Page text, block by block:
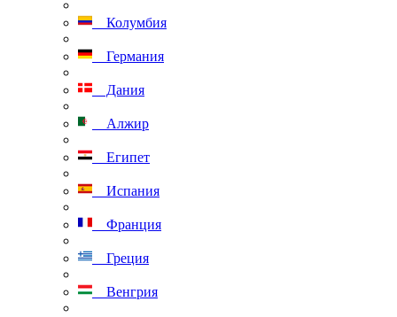
Колумбия
Германия
Дания
Алжир
Египет
Испания
Франция
Греция
Венгрия